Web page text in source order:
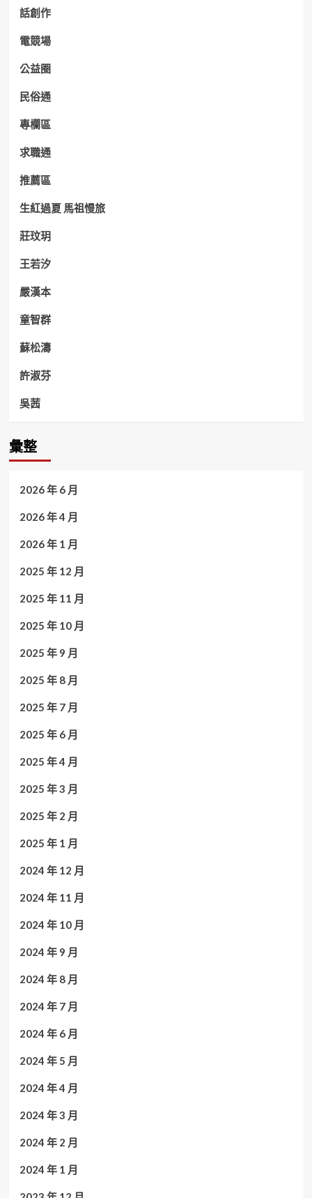
話創作
電競場
公益圈
民俗通
專欄區
求職通
推薦區
生紅過夏 馬祖慢旅
莊玟玥
王若汐
嚴漢本
童智群
蘇松濤
許淑芬
吳茜
彙整
2026 年 6 月
2026 年 4 月
2026 年 1 月
2025 年 12 月
2025 年 11 月
2025 年 10 月
2025 年 9 月
2025 年 8 月
2025 年 7 月
2025 年 6 月
2025 年 4 月
2025 年 3 月
2025 年 2 月
2025 年 1 月
2024 年 12 月
2024 年 11 月
2024 年 10 月
2024 年 9 月
2024 年 8 月
2024 年 7 月
2024 年 6 月
2024 年 5 月
2024 年 4 月
2024 年 3 月
2024 年 2 月
2024 年 1 月